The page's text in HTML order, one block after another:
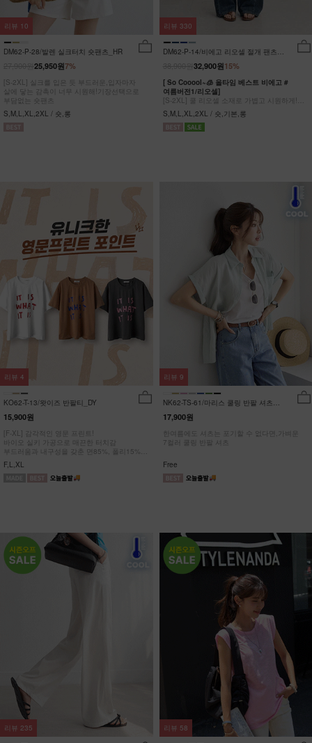
DM62-P-28/발렌 실크터치 숏팬츠_HR
7%
25,950원
[S-2XL] 실크를 입은 듯 부드러운,입자마자
살에 닿는 감촉이 너무 시원해!기장선택으로
부담없는 숏팬츠
S,M,L,XL,2XL / 숏,롱
리뷰 10
DM62-P-14/비에고 리오셀 절개 팬츠
15%
32,900원
[ So Cooool~🧊 올타임 베스트 비에고 #
여름버전1/리오셀]
[S-2XL] 쿨 리오셀 소재로 가볍고 시원하게!
사이드 절개 쿨링 데님팬츠
S,M,L,XL,2XL / 숏,기본,롱
리뷰 330
KO62-T-13/왓이즈 반팔티_DY
15,900원
[F-XL] 감각적인 영문 프린트!
바이오 실키 가공으로 매끈한 터치감
부드러움과 내구성을 갖춘 면85%, 폴리15%
#NAK MADE.
F,L,XL
리뷰 4
NK62-TS-61/마리스 쿨링 반팔 셔츠
_HR
17,900원
한여름에도 셔츠는 포기할 수 없다면,가벼운
7컬러 쿨링 반팔 셔츠
Free
리뷰 9
리뷰 235 리뷰 58